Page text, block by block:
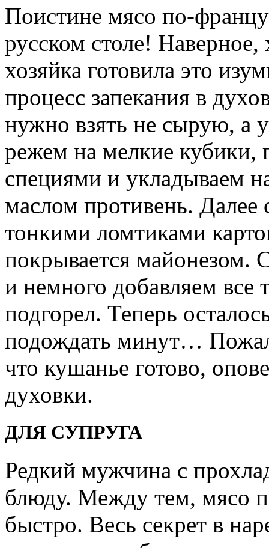
Поистине мясо по-
русском столе!
хозяйка готовила это
процесс запекания в
нужно взять не сырую, а
режем на мелкие кубики,
специями и укладываем
маслом противень. Далее
тонкими ломтиками
покрывается майонезом.
и немного добавляем все
подгорел. Теперь
подождать минут…
что кушанье готово,
духовки.
ДЛЯ СУПРУГА
Редкий мужчина с
блюду. Между тем, мясо
быстро. Весь секрет в